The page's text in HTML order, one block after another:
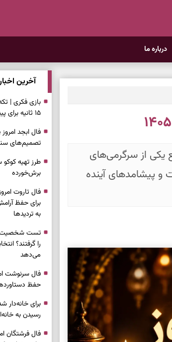
درباره ما
یکی از سرگرمی‌های
و پیشامدهای آینده
آخرین
بازی فکری |
۱۵ ثانیه برای پیداکردنش وقت دارید
تصمیم‌های
طرز تهیه
برش‌خورده
برای حفظ
به تردیدها
تست شخصیت
را گرفتند؟
می‌دهد
حفظ
برای خانه‌دار
رسیدن به